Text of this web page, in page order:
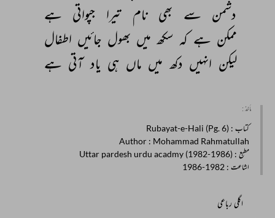
دشمن سے بھی نام تیرا جپواتی ہے
ممکن ہے کہ سکھ میں بھول جائیں اطفال
لیکن انہیں دکھ میں ماں ہی یاد آتی ہے
مأخذ :
کتاب : Rubayat-e-Hali (Pg. 6)
Author : Mohammad Rahmatullah
مطبع : Uttar pardesh urdu acadmy (1982-1986)
اشاعت : 1982-1986
اگلی رباعی